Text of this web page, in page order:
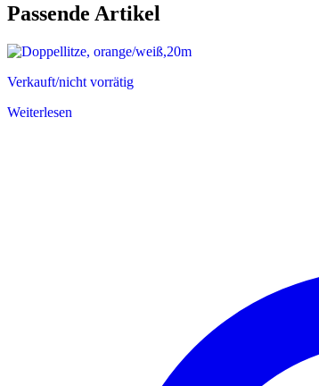
Passende Artikel
Verkauft/nicht vorrätig
Weiterlesen